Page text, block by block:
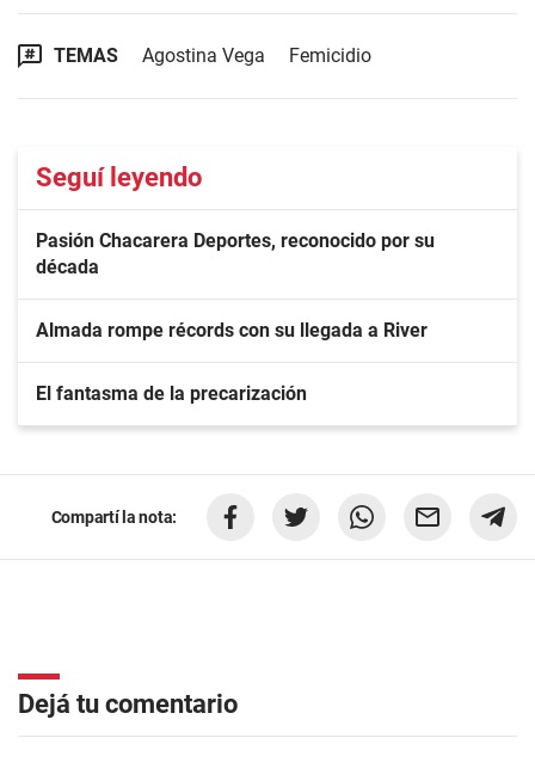
TEMAS Agostina Vega Femicidio
Seguí leyendo
Pasión Chacarera Deportes, reconocido por su
década
Almada rompe récords con su llegada a River
El fantasma de la precarización
Compartí la nota:
Dejá tu comentario